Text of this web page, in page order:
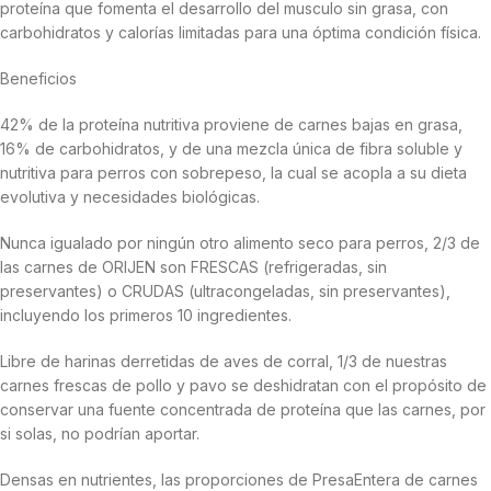
proteína que fomenta el desarrollo del musculo sin grasa, con
carbohidratos y calorías limitadas para una óptima condición física.
Beneficios
42% de la proteína nutritiva proviene de carnes bajas en grasa,
16% de carbohidratos, y de una mezcla única de fibra soluble y
nutritiva para perros con sobrepeso, la cual se acopla a su dieta
evolutiva y necesidades biológicas.
Nunca igualado por ningún otro alimento seco para perros, 2/3 de
las carnes de ORIJEN son FRESCAS (refrigeradas, sin
preservantes) o CRUDAS (ultracongeladas, sin preservantes),
incluyendo los primeros 10 ingredientes.
Libre de harinas derretidas de aves de corral, 1/3 de nuestras
carnes frescas de pollo y pavo se deshidratan con el propósito de
conservar una fuente concentrada de proteína que las carnes, por
si solas, no podrían aportar.
Densas en nutrientes, las proporciones de PresaEntera de carnes